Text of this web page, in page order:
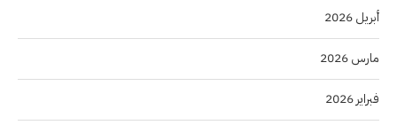
أبريل 2026
مارس 2026
فبراير 2026